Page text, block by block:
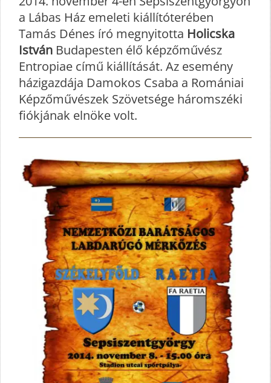
a Lábas Ház emeleti kiállítóterében
Tamás Dénes író megnyitotta Holicska
István Budapesten élő képzőművész
Entropiae című kiállítását. Az esemény
házigazdája Damokos Csaba a Romániai
Képzőművészek Szövetsége háromszéki
fiókjának elnöke volt.